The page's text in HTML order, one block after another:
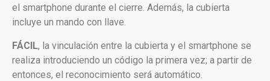
el smartphone durante el cierre. Además, la cubierta
incluye un mando con llave.
FÁCIL, la vinculación entre la cubierta y el smartphone se
realiza introduciendo un código la primera vez; a partir de
entonces, el reconocimiento será automático.